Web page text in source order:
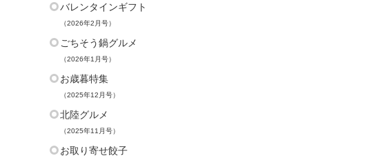
バレンタインギフト
（2026年2月号）
ごちそう鍋グルメ
（2026年1月号）
お歳暮特集
（2025年12月号）
北陸グルメ
（2025年11月号）
お取り寄せ餃子